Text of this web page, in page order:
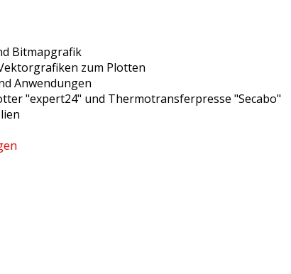
Bitmapgrafik
zum Plotten
Anwendungen
"expert24" und Thermotransferpresse "Secabo"